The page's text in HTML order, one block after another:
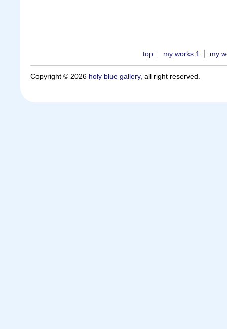
top my works 1 my
Copyright © 2026 holy blue gallery, all right reserved.